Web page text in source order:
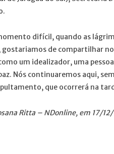
difícil, quando as
de compartilhar
um idealizador, uma
Nós continuaremos aqui,
que ocorrerá na
Ritta – NDonline, em 17/